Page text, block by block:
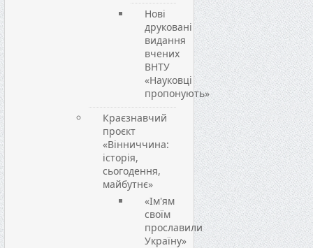
Нові
друковані
видання
вчених
ВНТУ
«Науковці
пропонують»
Краєзнавчий
проєкт
«Вінниччина:
історія,
сьогодення,
майбутнє»
«Ім'ям
своїм
прославили
Україну»